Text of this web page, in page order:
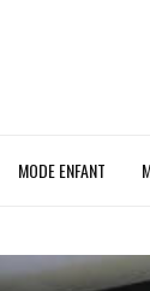
MODE ENFANT